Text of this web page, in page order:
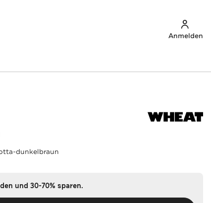
Anmelden
dunkelbraun
und 30-70% sparen.